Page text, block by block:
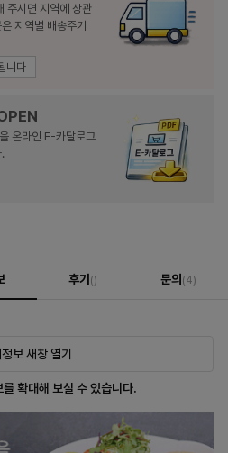
주시면 지역에 상관
지역별 배송주기
니다
온라인 E-카달로그
후기 () 문의 (4)
보 새창 열기
를 확대해 보실 수 있습니다.